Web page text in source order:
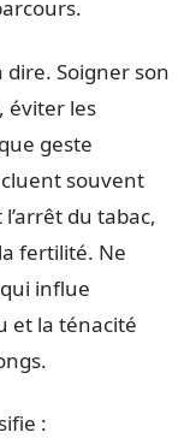
dire. Soigner son
éviter les
geste
souvent
du tabac,
fertilité. Ne
influe
et la ténacité
: